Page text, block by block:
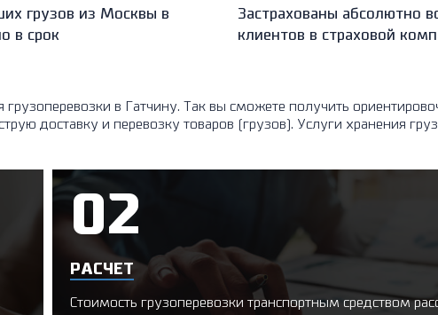
грузов из Москвы в
в срок
Застрахованы абсолютно
клиентов в страховой
грузоперевозки в Гатчину. Так вы сможете получить
доставку и перевозку товаров (грузов). Услуги хранения
РАСЧЕТ
Стоимость грузоперевозки транспортным средством